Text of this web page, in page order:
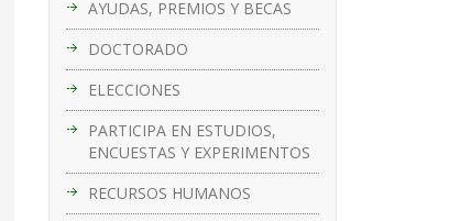
AYUDAS, PREMIOS Y BECAS
DOCTORADO
ELECCIONES
PARTICIPA EN ESTUDIOS,
ENCUESTAS Y EXPERIMENTOS
RECURSOS HUMANOS